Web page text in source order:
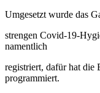
Umgesetzt wurde das
strengen Covid-19-
namentlich
registriert, dafür hat die
programmiert.